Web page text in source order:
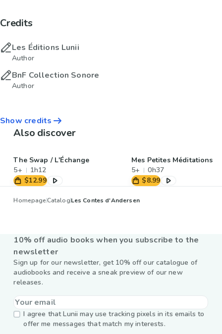
Credits
Les Éditions Lunii
Author
BnF Collection Sonore
Author
Show credits
Also discover
The Swap / L'Échange
5+
1h12
$12.99
Mes Petites Méditations
5+
0h37
$8.99
HomepageCatalogLes Contes d'Andersen
10% off audio books when you subscribe to the
newsletter
Sign up for our newsletter, get 10% off our catalogue of
audiobooks and receive a sneak preview of our new
releases.
I agree that Lunii may use tracking pixels in its emails to
offer me messages that match my interests.